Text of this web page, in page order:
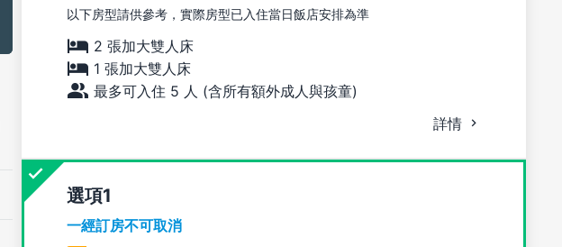
以下房型請供參考，實際房型已入住當日飯店安排為準
2 張加大雙人床
1 張加大雙人床
最多可入住 5 人 (含所有額外成人與孩童)
詳情
選項
一經訂房不可取消